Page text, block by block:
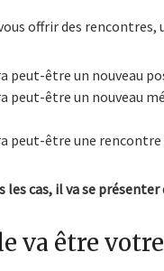
offrir des
peut-être un nouveau
peut-être un nouveau
peut-être une
les cas, il va se présenter
va être